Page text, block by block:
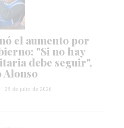
el aumento por
"Si no hay
debe seguir",
29 de julio de 2026